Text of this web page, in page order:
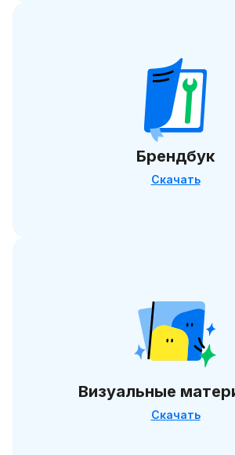
Брендбук
Скачать
Визуальные
Скачать